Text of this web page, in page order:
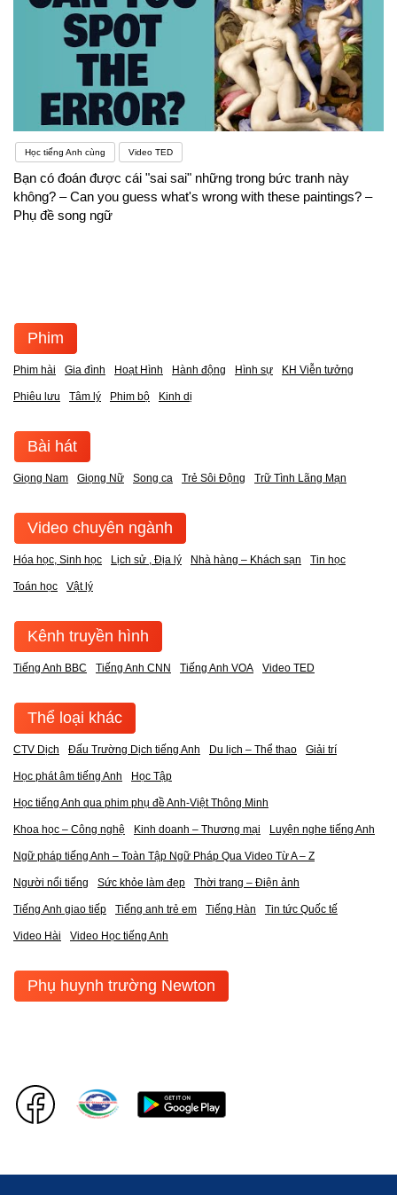
Học tiếng Anh cùng Video TED
Bạn có đoán được cái "sai sai" những trong bức tranh này
không? – Can you guess what's wrong with these paintings? –
Phụ đề song ngữ
Phim
Phim hài Gia đình Hoạt Hình Hành động Hình sự KH Viễn tưởng
Phiêu lưu Tâm lý Phim bộ Kinh dị
Bài hát
Giọng Nam Giọng Nữ Song ca Trẻ Sôi Động Trữ Tình Lãng Mạn
Video chuyên ngành
Hóa học, Sinh học Lịch sử , Địa lý Nhà hàng – Khách sạn Tin học
Toán học Vật lý
Kênh truyền hình
Tiếng Anh BBC Tiếng Anh CNN Tiếng Anh VOA Video TED
Thể loại khác
CTV Dịch Đấu Trường Dịch tiếng Anh Du lịch – Thể thao Giải trí
Học phát âm tiếng Anh Học Tập
Học tiếng Anh qua phim phụ đề Anh-Việt Thông Minh
Khoa học – Công nghệ Kinh doanh – Thương mại Luyện nghe tiếng Anh
Ngữ pháp tiếng Anh – Toàn Tập Ngữ Pháp Qua Video Từ A – Z
Người nổi tiếng Sức khỏe làm đẹp Thời trang – Điện ảnh
Tiếng Anh giao tiếp Tiếng anh trẻ em Tiếng Hàn Tin tức Quốc tế
Video Hài Video Học tiếng Anh
Phụ huynh trường Newton